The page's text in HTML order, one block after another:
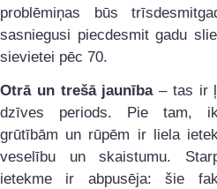
problēmiņas būs
sasniegusi piecdesmit gadu
sievietei pēc 70.
Otrā un trešā jaunība– tas ir
dzīves periods. Pie tam,
grūtībām un rūpēm ir liela
veselību un skaistumu.
ietekme ir abpusēja: šie